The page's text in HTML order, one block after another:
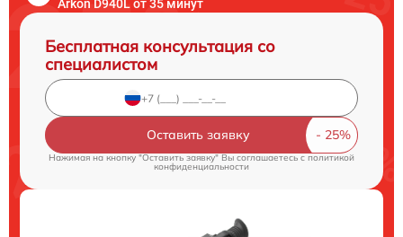
Arkon D940L от 35 минут
Бесплатная консультация со
специалистом
Оставить заявку
Нажимая на кнопку "Оставить заявку" Вы соглашаетесь c политикой
конфиденциальности